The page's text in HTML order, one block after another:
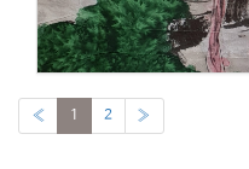
« 1 2 »